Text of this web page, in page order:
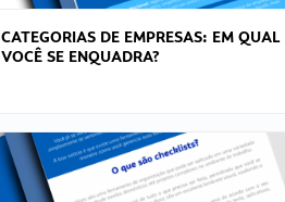
CATEGORIAS DE EMPRESAS: EM QUAL
VOCÊ SE ENQUADRA?